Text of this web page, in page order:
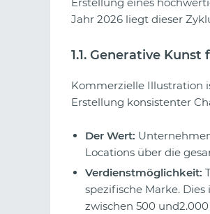
Jahr 2026 liegt dieser
1.1. Generative
Kommerzielle Illustration
Erstellung konsistenter
Der Wert:
Locations über die
Verdienstmöglichkeit:
spezifische Marke.
zwischen 500